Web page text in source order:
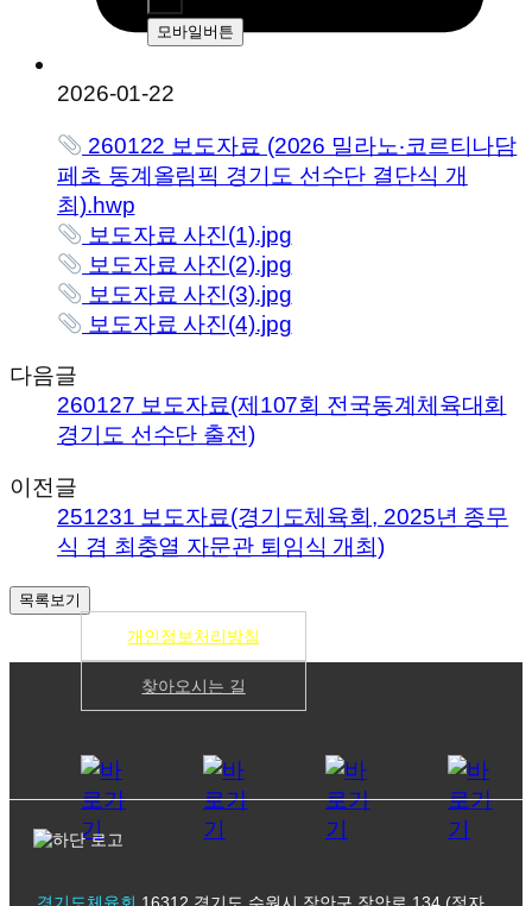
모바일버튼
2026-01-22
260122 보도자료 (2026 밀라노‧코르티나담
페초 동계올림픽 경기도 선수단 결단식 개
최).hwp
보도자료 사진(1).jpg
보도자료 사진(2).jpg
보도자료 사진(3).jpg
보도자료 사진(4).jpg
다음글
260127 보도자료(제107회 전국동계체육대회
경기도 선수단 출전)
이전글
251231 보도자료(경기도체육회, 2025년 종무
식 겸 최충열 자문관 퇴임식 개최)
개인정보처리방침
찾아오시는 길